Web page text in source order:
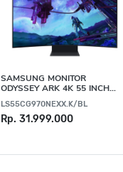
SAMSUNG MONITOR
ODYSSEY ARK 4K 55 INCH
LS55CG970NEXX.K/BL
Rp. 31.999.000